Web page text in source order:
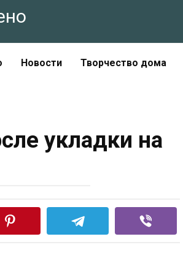
Новости Творчество дома
укладки на